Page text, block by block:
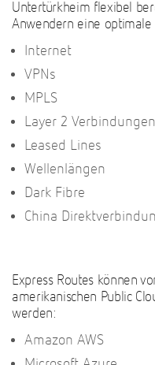
Untertürkheim flexibel
Anwendern eine
Internet
VPNs
MPLS
Layer 2 Verbindungen
Leased Lines
Wellenlängen
Dark Fibre
China
Express Routes können
amerikanischen Public
werden:
Amazon AWS